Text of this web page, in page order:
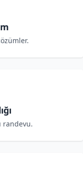
randevu.